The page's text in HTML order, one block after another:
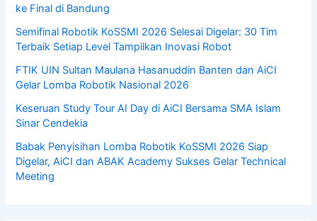
ke Final di Bandung
Semifinal Robotik KoSSMI 2026 Selesai Digelar: 30 Tim
Terbaik Setiap Level Tampilkan Inovasi Robot
FTIK UIN Sultan Maulana Hasanuddin Banten dan AiCI
Gelar Lomba Robotik Nasional 2026
Keseruan Study Tour AI Day di AiCI Bersama SMA Islam
Sinar Cendekia
Babak Penyisihan Lomba Robotik KoSSMI 2026 Siap
Digelar, AiCI dan ABAK Academy Sukses Gelar Technical
Meeting